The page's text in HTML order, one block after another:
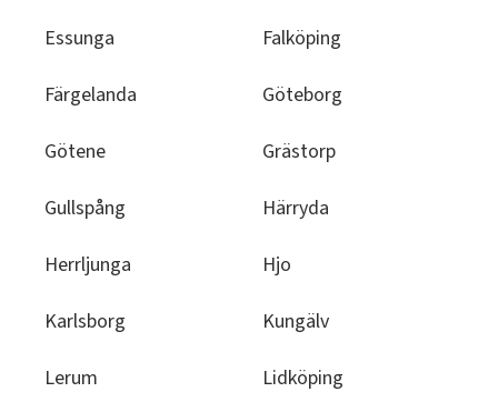
Essunga Falköping
Färgelanda Göteborg
Götene Grästorp
Gullspång Härryda
Herrljunga Hjo
Karlsborg Kungälv
Lerum Lidköping